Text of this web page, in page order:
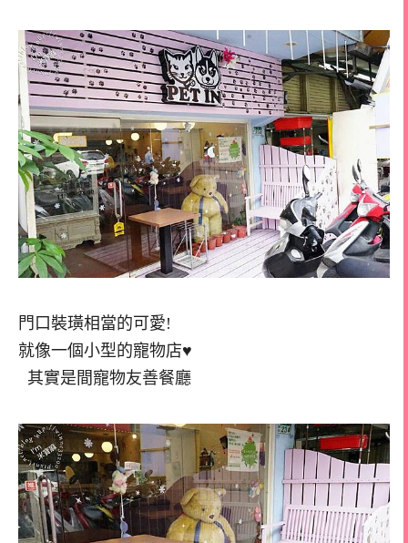
門口裝璜相當的可愛!
就像一個小型的寵物店♥
其實是間寵物友善餐廳